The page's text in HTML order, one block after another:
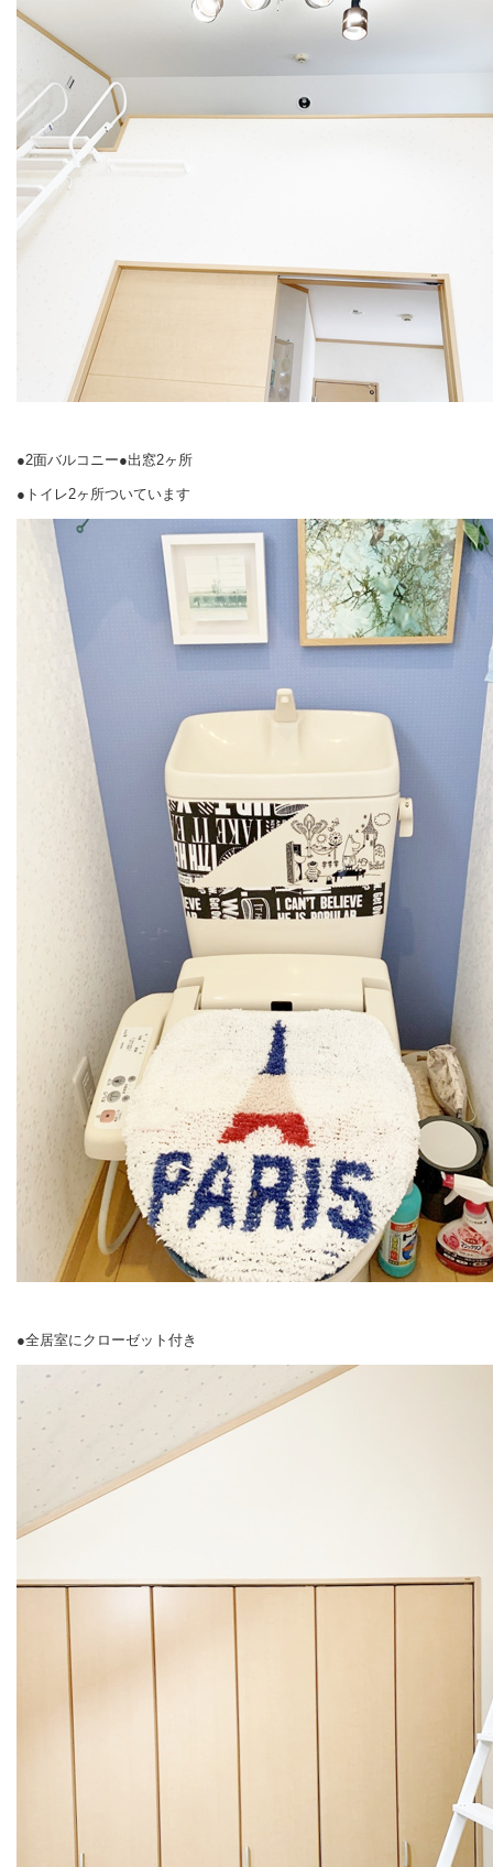
●2面バルコニー●出窓2ヶ所
●トイレ2ヶ所ついています
●全居室にクローゼット付き